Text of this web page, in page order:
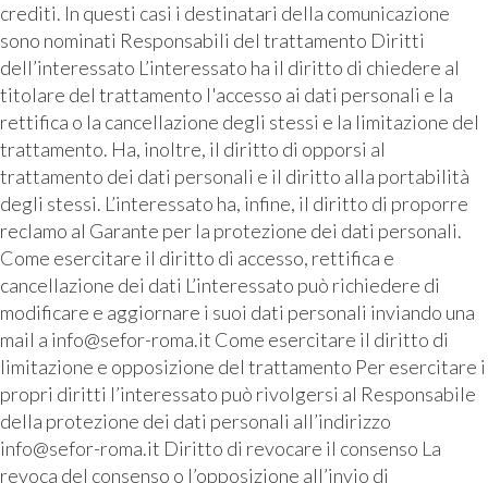
crediti. In questi casi i destinatari della comunicazione
sono nominati Responsabili del trattamento Diritti
dell’interessato L’interessato ha il diritto di chiedere al
titolare del trattamento l'accesso ai dati personali e la
rettifica o la cancellazione degli stessi e la limitazione del
trattamento. Ha, inoltre, il diritto di opporsi al
trattamento dei dati personali e il diritto alla portabilità
degli stessi. L’interessato ha, infine, il diritto di proporre
reclamo al Garante per la protezione dei dati personali.
Come esercitare il diritto di accesso, rettifica e
cancellazione dei dati L’interessato può richiedere di
modificare e aggiornare i suoi dati personali inviando una
mail a info@sefor-roma.it Come esercitare il diritto di
limitazione e opposizione del trattamento Per esercitare i
propri diritti l’interessato può rivolgersi al Responsabile
della protezione dei dati personali all’indirizzo
info@sefor-roma.it Diritto di revocare il consenso La
revoca del consenso o l’opposizione all’invio di